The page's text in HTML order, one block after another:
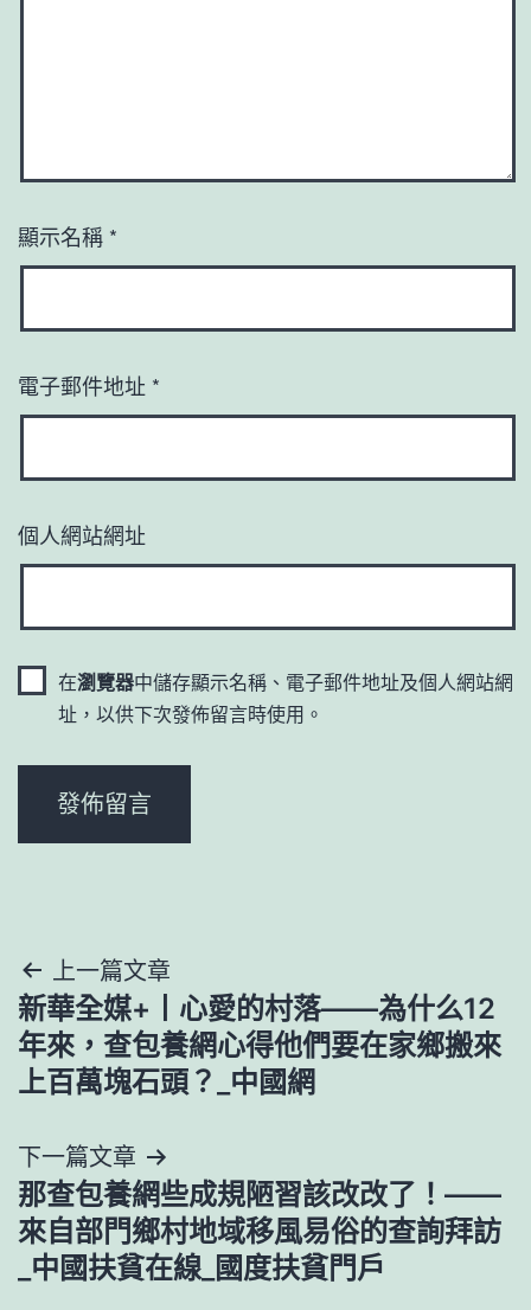
顯示名稱 *
電子郵件地址 *
個人網站網址
在瀏覽器中儲存顯示名稱、電子郵件地址及個人網站網
址，以供下次發佈留言時使用。
文
章
導
覽
上一篇文章
新華全媒+丨心愛的村落——為什么12
年來，查包養網心得他們要在家鄉搬來
上百萬塊石頭？_中國網
下一篇文章
那查包養網些成規陋習該改改了！——
來自部門鄉村地域移風易俗的查詢拜訪
_中國扶貧在線_國度扶貧門戶